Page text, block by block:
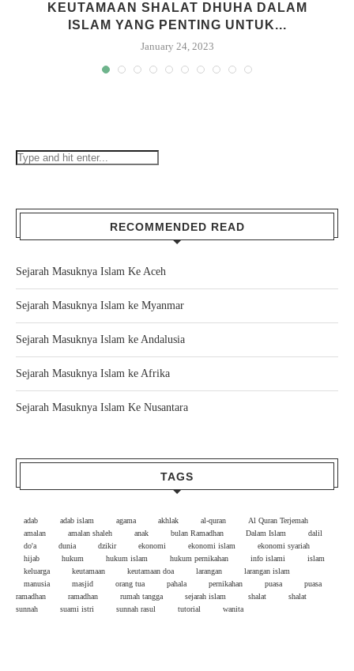
KEUTAMAAN SHALAT DHUHA DALAM
ISLAM YANG PENTING UNTUK...
January 24, 2023
RECOMMENDED READ
Sejarah Masuknya Islam Ke Aceh
Sejarah Masuknya Islam ke Myanmar
Sejarah Masuknya Islam ke Andalusia
Sejarah Masuknya Islam ke Afrika
Sejarah Masuknya Islam Ke Nusantara
TAGS
adab adab islam agama akhlak al-quran
Al Quran Terjemah
amalan
amalan shaleh anak bulan Ramadhan Dalam Islam
dalil
do'a
dunia dzikir ekonomi ekonomi islam
ekonomi syariah
hijab
hukum hukum islam hukum pernikahan info islami
islam
keluarga
keutamaan keutamaan doa larangan
larangan islam
manusia
masjid orang tua pahala pernikahan puasa
puasa
ramadhan
ramadhan rumah tangga sejarah islam shalat
shalat
sunnah
suami istri sunnah rasul tutorial wanita